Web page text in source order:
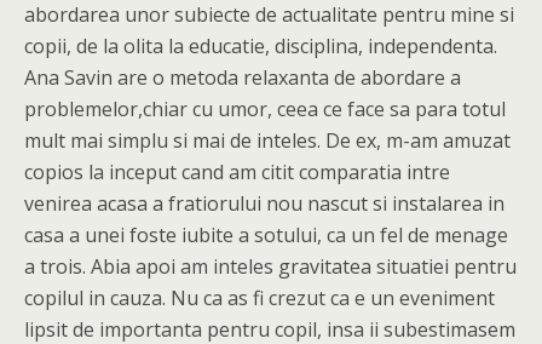
abordarea unor subiecte de actualitate pentru mine si
copii, de la olita la educatie, disciplina, independenta.
Ana Savin are o metoda relaxanta de abordare a
problemelor,chiar cu umor, ceea ce face sa para totul
mult mai simplu si mai de inteles. De ex, m-am amuzat
copios la inceput cand am citit comparatia intre
venirea acasa a fratiorului nou nascut si instalarea in
casa a unei foste iubite a sotului, ca un fel de menage
a trois. Abia apoi am inteles gravitatea situatiei pentru
copilul in cauza. Nu ca as fi crezut ca e un eveniment
lipsit de importanta pentru copil, insa ii subestimasem